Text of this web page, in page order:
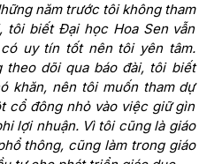
năm trước tôi không tham
tôi biết Đại học Hoa Sen vẫn
uy tín tốt nên tôi yên tâm.
theo dõi qua báo đài, tôi biết
khăn, nên tôi muốn tham dự
cổ đông nhỏ vào việc giữ gìn
lợi nhuận. Vì tôi cũng là giáo
thông, cũng làm trong giáo